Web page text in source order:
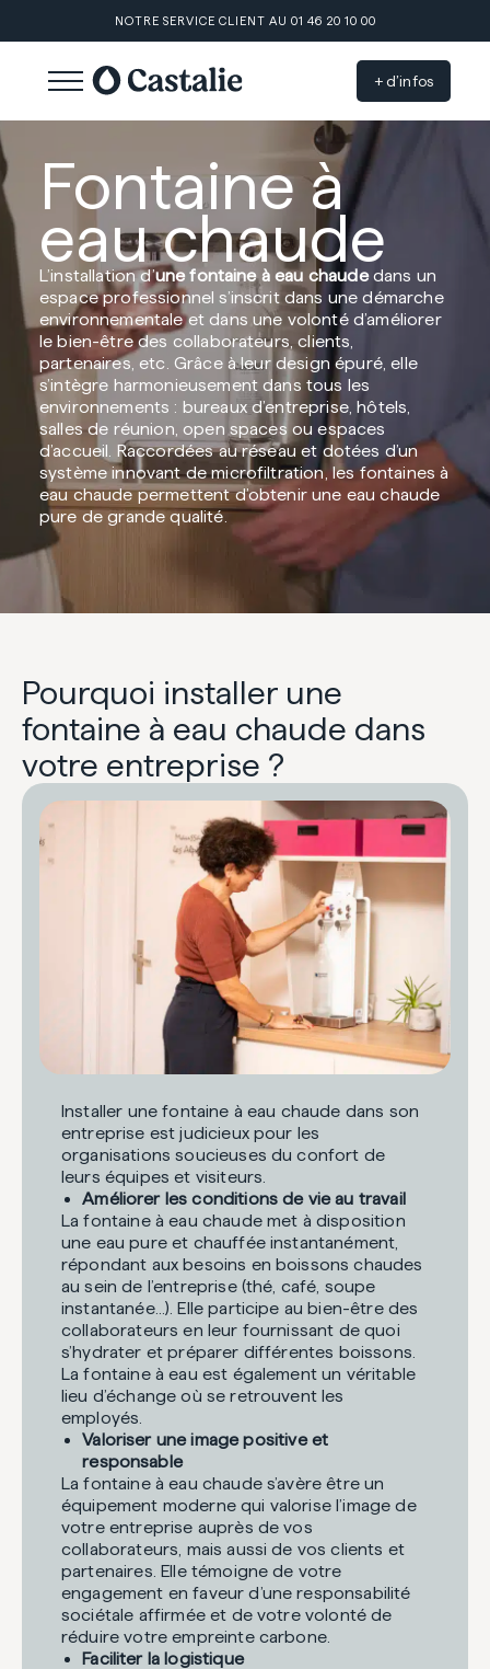
NOTRE SERVICE CLIENT AU 01 46 20 10 00
+ d’infos
Fontaine à
eau chaude
L’installation d’une fontaine à eau chaudedans un
espace professionnel s’inscrit dans une démarche
environnementale et dans une volonté d’améliorer
le bien-être des collaborateurs, clients,
partenaires, etc. Grâce à leur design épuré, elle
s’intègre harmonieusement dans tous les
environnements : bureaux d’entreprise, hôtels,
salles de réunion, open spaces ou espaces
d’accueil. Raccordées au réseau et dotées d’un
système innovant de microfiltration, les fontaines à
eau chaude permettent d’obtenir une eau chaude
pure de grande qualité.
Pourquoi installer une
fontaine à eau chaude dans
votre entreprise ?
Installer une fontaine à eau chaude dans son
entreprise est judicieux pour les
organisations soucieuses du confort de
leurs équipes et visiteurs.
Améliorer les conditions de vie au travail
La fontaine à eau chaude met à disposition
une eau pure et chauffée instantanément,
répondant aux besoins en boissons chaudes
au sein de l’entreprise (thé, café, soupe
instantanée…). Elle participe au bien-être des
collaborateurs en leur fournissant de quoi
s’hydrater et préparer différentes boissons.
La fontaine à eau est également un véritable
lieu d’échange où se retrouvent les
employés.
Valoriser une image positive et
responsable
La fontaine à eau chaude s’avère être un
équipement moderne qui valorise l’image de
votre entreprise auprès de vos
collaborateurs, mais aussi de vos clients et
partenaires. Elle témoigne de votre
engagement en faveur d’une responsabilité
sociétale affirmée et de votre volonté de
réduire votre empreinte carbone.
Faciliter la logistique